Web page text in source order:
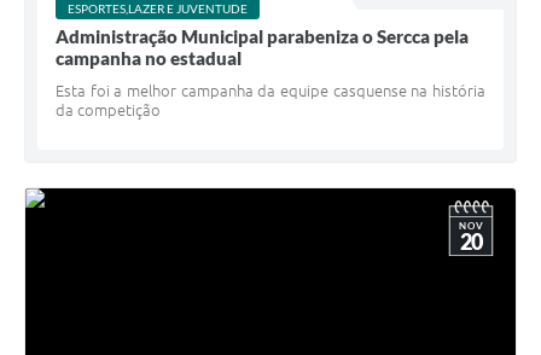
ESPORTES,LAZER E JUVENTUDE
Administração Municipal parabeniza o Sercca pela
campanha no estadual
Esta foi a melhor campanha da equipe casquense na história
da competição
NOV
20